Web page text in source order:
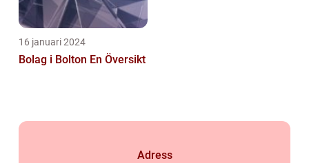
16 januari 2024
Bolag i Bolton En Översikt
Adress